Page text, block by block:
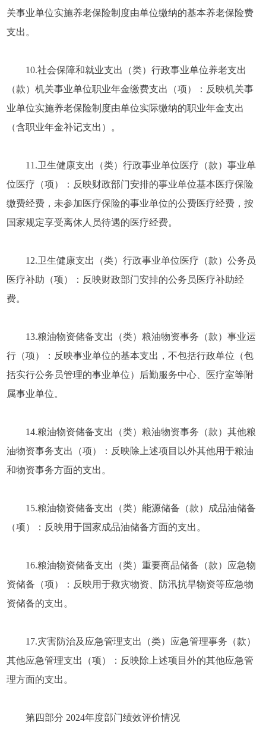
关事业单位实施养老保险制度由单位缴纳的基本养老保险费
支出。
10.社会保障和就业支出（类）行政事业单位养老支出
（款）机关事业单位职业年金缴费支出（项）：反映机关事
业单位实施养老保险制度由单位实际缴纳的职业年金支出
（含职业年金补记支出）。
11.卫生健康支出（类）行政事业单位医疗（款）事业单
位医疗（项）：反映财政部门安排的事业单位基本医疗保险
缴费经费，未参加医疗保险的事业单位的公费医疗经费，按
国家规定享受离休人员待遇的医疗经费。
12.卫生健康支出（类）行政事业单位医疗（款）公务员
医疗补助（项）：反映财政部门安排的公务员医疗补助经
费。
13.粮油物资储备支出（类）粮油物资事务（款）事业运
行（项）：反映事业单位的基本支出，不包括行政单位（包
括实行公务员管理的事业单位）后勤服务中心、医疗室等附
属事业单位。
14.粮油物资储备支出（类）粮油物资事务（款）其他粮
油物资事务支出（项）：反映除上述项目以外其他用于粮油
和物资事务方面的支出。
15.粮油物资储备支出（类）能源储备（款）成品油储备
（项）：反映用于国家成品油储备方面的支出。
16.粮油物资储备支出（类）重要商品储备（款）应急物
资储备（项）：反映用于救灾物资、防汛抗旱物资等应急物
资储备的支出。
17.灾害防治及应急管理支出（类）应急管理事务（款）
其他应急管理支出（项）：反映除上述项目外的其他应急管
理方面的支出。
第四部分 2024年度部门绩效评价情况